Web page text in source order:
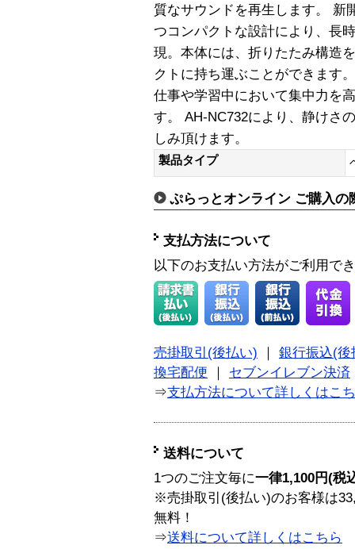
質なサウンドを再生します。 新
つコンパクトな設計により、長
現。本体には、折りたたみ構造
クトに持ち運ぶことができます
仕事や学習中において集中力を
す。 AH-NC732により、静けさ
しみ頂けます。
製品タイプ
ぷらっとオンライン ご購入の
支払方法について
以下のお支払い方法がご利用で
売掛取引(後払い)
銀行振込(後
換宅配便
セブンイレブン決済
⇒支払方法について詳しくはこ
送料について
1つのご注文毎に一律1,100円(税
※売掛取引(後払い)のお客様は
無料！
⇒送料について詳しくはこちら